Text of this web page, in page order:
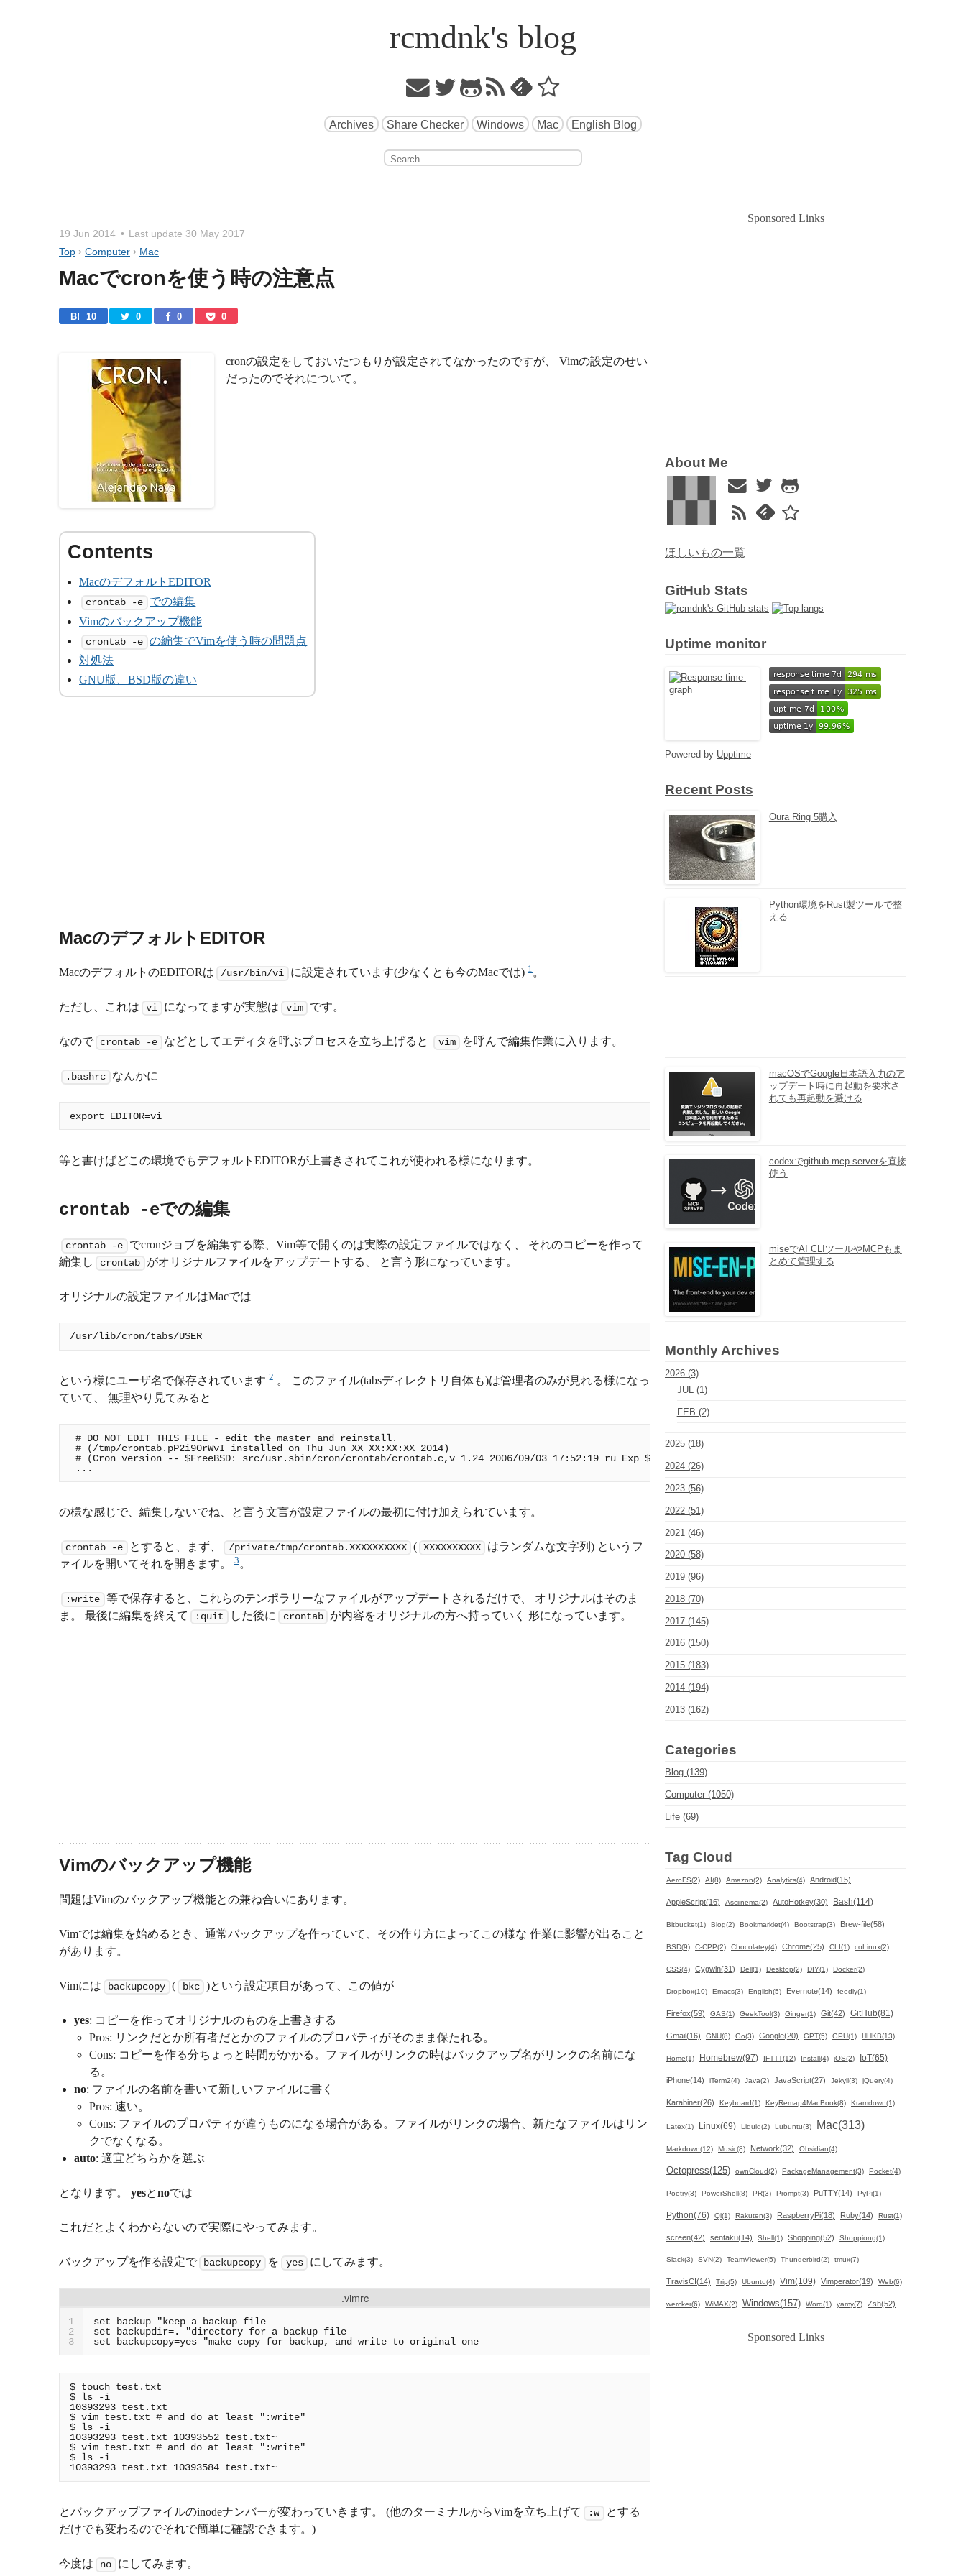
rcmdnk's blog
Archives Share Checker Windows Mac English Blog
19 Jun 2014 Last update 30 May 2017
Top › Computer › Mac
Macでcronを使う時の注意点
B! 10 0 0 0
cronの設定をしておいたつもりが設定されてなかったのですが、 Vimの設定のせい
だったのでそれについて。
MacのデフォルトEDITOR
crontab -e
での編集
Vimのバックアップ機能
crontab -e の編集でVimを使う時の問題点
対処法
GNU版、BSD版の違い
MacのデフォルトEDITOR
MacのデフォルトのEDITORは /usr/bin/vi に設定されています(少なくとも今のMacでは)1。
ただし、これは vi になってますが実態は vim です。
なので crontab -e などとしてエディタを呼ぶプロセスを立ち上げると vim を呼んで編集作業に入ります。
.bashrc なんかに
等と書けばどこの環境でもデフォルトEDITORが上書きされてこれが使われる様になります。
crontab -eでの編集
crontab -e
でcronジョブを編集する際、Vim等で開くのは実際の設定ファイルではなく、 それのコピーを作って
編集し
crontab がオリジナルファイルをアップデートする、 と言う形になっています。
オリジナルの設定ファイルはMacでは
という様にユーザ名で保存されています 2 。 このファイル(tabsディレクトリ自体も)は管理者のみが見れる様になっ
ていて、 無理やり見てみると
# DO NOT EDIT THIS FILE - edit the master and reinstall.
# (/tmp/crontab.pP2i90rWvI installed on Thu Jun XX XX:XX:XX 2014)
# (Cron version -- $FreeBSD: src/usr.sbin/cron/crontab/crontab.c,v 1.24 2006/09/03 17:52:19 ru Exp $)
の様な感じで、編集しないでね、と言う文言が設定ファイルの最初に付け加えられています。
crontab -e とすると、まず、 /private/tmp/crontab.XXXXXXXXXX ( XXXXXXXXXX
はランダムな文字列) というフ
ァイルを開いてそれを開きます。
3 。
:write 等で保存すると、これらのテンポラリーなファイルがアップデートされるだけで、 オリジナルはそのま
ま。 最後に編集を終えて
:quit した後に crontab が内容をオリジナルの方へ持っていく 形になっています。
Vimのバックアップ機能
問題はVimのバックアップ機能との兼ね合いにあります。
Vimでは編集を始めるとき、通常バックアップを作っていて、その作り方によってこの様な 作業に影響が出ること
があります。
Vimには backupcopy ( bkc )という設定項目があって、この値が
yes: コピーを作ってオリジナルのものを上書きする
Pros: リンクだとか所有者だとかのファイルのプロパティがそのまま保たれる。
Cons: コピーを作る分ちょっと時間がかかる。ファイルがリンクの時はバックアップ名がリンクの名前にな
る。
no: ファイルの名前を書いて新しいファイルに書く
Pros: 速い。
Cons: ファイルのプロパティが違うものになる場合がある。ファイルがリンクの場合、新たなファイルはリン
クでなくなる。
auto: 適宜どちらかを選ぶ
となります。 yesとnoでは
これだとよくわからないので実際にやってみます。
バックアップを作る設定で backupcopy を yes にしてみます。
.vimrc
1
2
3
set backupcopy=yes "make copy for backup, and write to original one
$ touch test.txt
$ ls -i
10393293 test.txt
$ vim test.txt # and do at least ":write"
$ ls -i
10393293 test.txt 10393552 test.txt~
$ vim test.txt # and do at least ":write"
$ ls -i
とバックアップファイルのinodeナンバーが変わっていきます。 (他のターミナルからVimを立ち上げて :w
とする
だけでも変わるのでそれで簡単に確認できます。)
今度は no にしてみます。
Sponsored Links
About Me
ほしいもの一覧
GitHub Stats
Uptime monitor
Powered by Upptime
Recent Posts
Oura Ring 5購入
Python環境をRust製ツールで整
える
macOSでGoogle日本語入力のア
ップデート時に再起動を要求さ
れても再起動を避ける
codexでgithub-mcp-serverを直接
使う
miseでAI CLIツールやMCPもま
とめて管理する
Monthly Archives
2026 (3)
JUL (1)
FEB (2)
2025 (18)
2024 (26)
2023 (56)
2022 (51)
2021 (46)
2020 (58)
2019 (96)
2018 (70)
2017 (145)
2016 (150)
2015 (183)
2014 (194)
2013 (162)
Categories
Blog (139)
Computer (1050)
Life (69)
Tag Cloud
AeroFS(2) AI(8) Amazon(2) Analytics(4) Android(15)
AppleScript(16) Asciinema(2) AutoHotkey(30) Bash(114)
Bitbucket(1) Blog(2) Bookmarklet(4) Bootstrap(3) Brew-file(58)
BSD(9) C-CPP(2) Chocolatey(4) Chrome(25) CLI(1) coLinux(2)
CSS(4) Cygwin(31) Dell(1) Desktop(2) DIY(1) Docker(2)
Dropbox(10) Emacs(3) English(5) Evernote(14) feedly(1)
Firefox(59) GAS(1) GeekTool(3) Ginger(1) Git(42) GitHub(81)
Gmail(16) GNU(8) Go(3) Google(20) GPT(5) GPU(1) HHKB(13)
Home(1) Homebrew(97) IFTTT(12) Install(4) iOS(2) IoT(65)
iPhone(14) iTerm2(4) Java(2) JavaScript(27) Jekyll(3) jQuery(4)
Karabiner(26) Keyboard(1) KeyRemap4MacBook(8) Kramdown(1)
Latex(1) Linux(69) Liquid(2) Lubuntu(3) Mac(313)
Markdown(12) Music(8) Network(32) Obsidian(4)
Octopress(125) ownCloud(2) PackageManagement(3) Pocket(4)
Poetry(3) PowerShell(8) PR(3) Prompt(3) PuTTY(14) PyPi(1)
Python(76) Qi(1) Rakuten(3) RaspberryPi(18) Ruby(14) Rust(1)
screen(42) sentaku(14) Shell(1) Shopping(52) Shoppiong(1)
Slack(3) SVN(2) TeamViewer(5) Thunderbird(2) tmux(7)
TravisCI(14) Trip(5) Ubuntu(4) Vim(109) Vimperator(19) Web(6)
wercker(6) WiMAX(2) Windows(157) Word(1) yamy(7) Zsh(52)
Sponsored Links